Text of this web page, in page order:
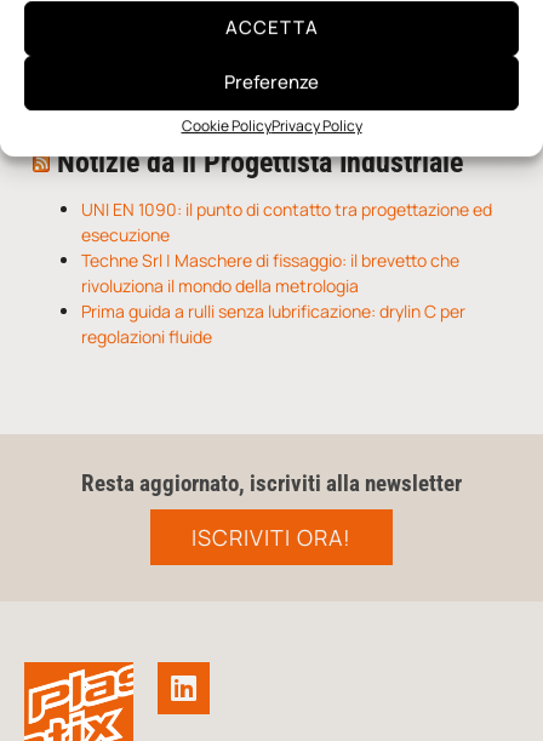
ACCETTA
Preferenze
Cookie PolicyPrivacy Policy
Una nuova mano robotica passa da una pinza all’altra
O-Ring, tecnica e applicazioni
Notizie da Il Progettista Industriale
UNI EN 1090: il punto di contatto tra progettazione ed
esecuzione
Techne Srl | Maschere di fissaggio: il brevetto che
rivoluziona il mondo della metrologia
Prima guida a rulli senza lubrificazione: drylin C per
regolazioni fluide
Resta aggiornato, iscriviti alla newsletter
ISCRIVITI ORA!